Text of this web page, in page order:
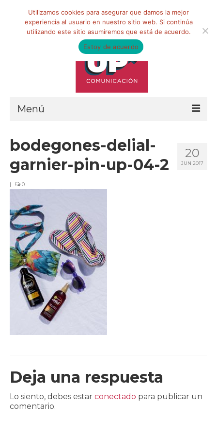
Menú
QUIÉNES SOMOS
Qué hacemos
Equipo
CLIENTES
BLOG
CONTACTO
20
JUN 2017
bodegones-delial-
garnier-pin-up-04-2
| 0
Deja una respuesta
Lo siento, debes estar conectado para publicar un
comentario.
Utilizamos cookies para asegurar que damos la mejor
experiencia al usuario en nuestro sitio web. Si continúa
utilizando este sitio asumiremos que está de acuerdo.
Estoy de acuerdo